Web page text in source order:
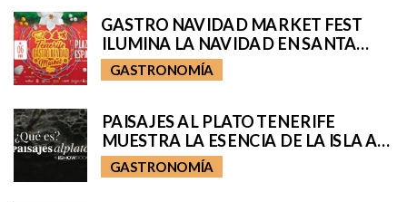
GASTRO NAVIDAD MARKET FEST
ILUMINA LA NAVIDAD EN SANTA
CRUZ
GASTRONOMÍA
PAISAJES AL PLATO TENERIFE
MUESTRA LA ESENCIA DE LA ISLA A
TRAVÉS DE TRES VIAJES
GASTRONÓMICOS
GASTRONOMÍA